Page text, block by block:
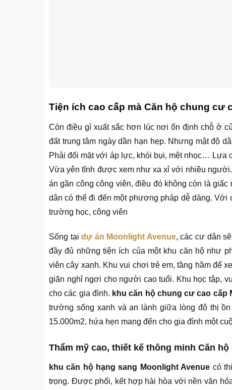
Tiện ích cao cấp mà Căn hộ chung cư
Còn điều gì xuất sắc hơn lúc nơi ổn định chỗ ở
đất trung tâm ngày dần hạn hẹp. Nhưng mật độ
Phải đối mặt với áp lực, khói bụi, mệt nhọc… Lựa
Vừa yên tĩnh được xem như xa xỉ với nhiều
án gần công công viên, điều đó không còn là
dân có thể đi đến một phương pháp dễ dàng.
trường học, công viên
Sống tạidự án Moonlight Avenue, các cư dân
đầy đủ những tiện ích của một khu căn hộ như
viên cây xanh. Khu vui chơi trẻ em, tầng hầm để
giãn nghỉ ngơi cho người cao tuổi. Khu học tập,
cho các gia đình. khu căn hộ chung cư cao cấp
trường sống xanh và an lành giữa lòng đô thị
15.000m2, hứa hẹn mang đến cho gia đình một
Thẩm mỹ cao, thiết kế thông minh Căn
khu căn hộ hạng sang Moonlight Avenue có
trọng. Được phối, kết hợp hài hòa với nền văn